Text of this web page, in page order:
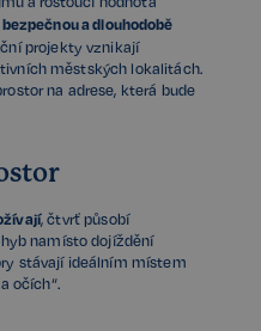
bezpečnou a dlouhodobě
projekty vznikají
městských lokalitách.
na adrese, která bude
, čtvrť působí
namísto dojíždění
stávají ideálním místem
očích“.